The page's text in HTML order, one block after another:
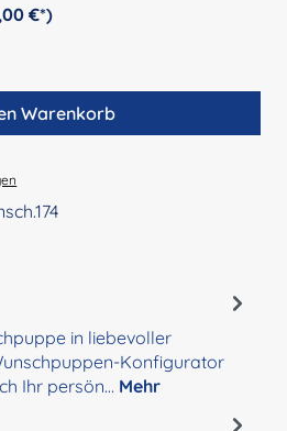
(+ 5,00 €*)auswählen
Warenkorb
in liebevoller
Konfigurator
Ihr persön… Mehr